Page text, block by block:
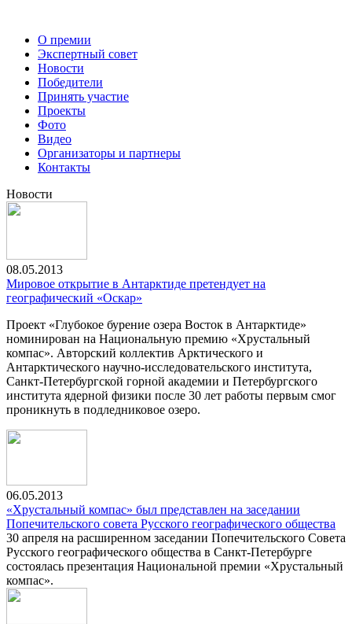
О премии
Экспертный совет
Новости
Победители
Принять участие
Проекты
Фото
Видео
Организаторы и партнеры
Контакты
Новости
08.05.2013
Мировое открытие в Антарктиде претендует на
географический «Оскар»
Проект «Глубокое бурение озера Восток в Антарктиде»
номинирован на Национальную премию «Хрустальный
компас». Авторский коллектив Арктического и
Антарктического научно-исследовательского института,
Санкт-Петербургской горной академии и Петербургского
института ядерной физики после 30 лет работы первым смог
проникнуть в подледниковое озеро.
06.05.2013
«Хрустальный компас» был представлен на заседании
Попечительского совета Русского географического общества
30 апреля на расширенном заседании Попечительского Cовета
Русского географического общества в Санкт-Петербурге
состоялась презентация Национальной премии «Хрустальный
компас».